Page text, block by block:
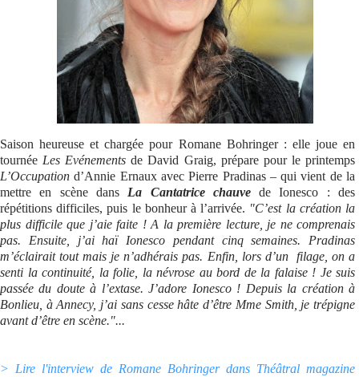
Saison heureuse et chargée pour Romane Bohringer : elle joue en
tournée Les Evénements de David Graig, prépare pour le printemps
L’Occupation d’Annie Ernaux avec Pierre Pradinas – qui vient de la
mettre en scène dans La Cantatrice chauvede Ionesco : des
répétitions difficiles, puis le bonheur à l’arrivée. "C’est la création la
plus difficile que j’aie faite ! A la première lecture, je ne comprenais
pas. Ensuite, j’ai haï Ionesco pendant cinq semaines. Pradinas
m’éclairait tout mais je n’adhérais pas. Enfin, lors d’un filage, on a
senti la continuité, la folie, la névrose au bord de la falaise ! Je suis
passée du doute à l’extase. J’adore Ionesco ! Depuis la création à
Bonlieu, à Annecy, j’ai sans cesse hâte d’être Mme Smith, je trépigne
avant d’être en scène."...
> Lire l'interview de Romane Bohringer dans Théâtral magazine